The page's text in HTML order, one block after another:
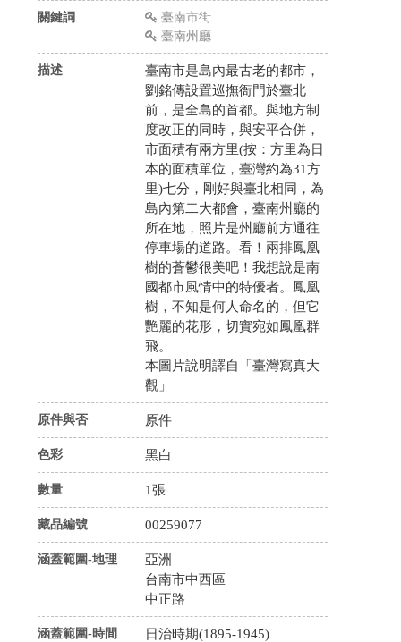
關鍵詞
臺南市街
臺南州廳
描述
臺南市是島內最古老的都市，
劉銘傳設置巡撫衙門於臺北
前，是全島的首都。與地方制
度改正的同時，與安平合併，
市面積有兩方里(按：方里為日
本的面積單位，臺灣約為31方
里)七分，剛好與臺北相同，為
島內第二大都會，臺南州廳的
所在地，照片是州廳前方通往
停車場的道路。看！兩排鳳凰
樹的蒼鬱很美吧！我想說是南
國都市風情中的特優者。鳳凰
樹，不知是何人命名的，但它
艷麗的花形，切實宛如鳳凰群
飛。
本圖片說明譯自「臺灣寫真大
觀」
原件與否 原件
色彩 黑白
數量 1張
藏品編號 00259077
涵蓋範圍-地理
亞洲
台南市中西區
中正路
涵蓋範圍-時間 日治時期(1895-1945)